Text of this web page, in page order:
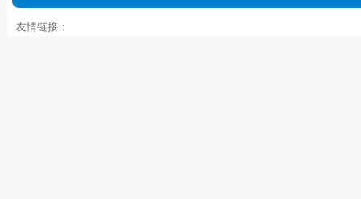
友情链接：